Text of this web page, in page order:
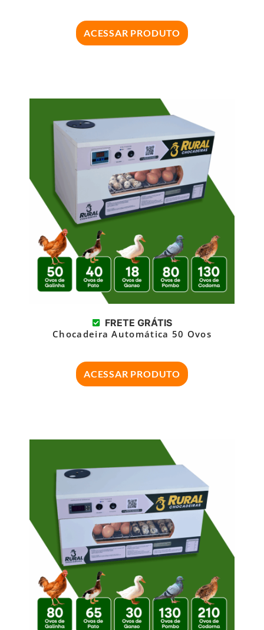
ACESSAR PRODUTO
FRETE GRÁTIS
Chocadeira Automática 50 Ovos
ACESSAR PRODUTO